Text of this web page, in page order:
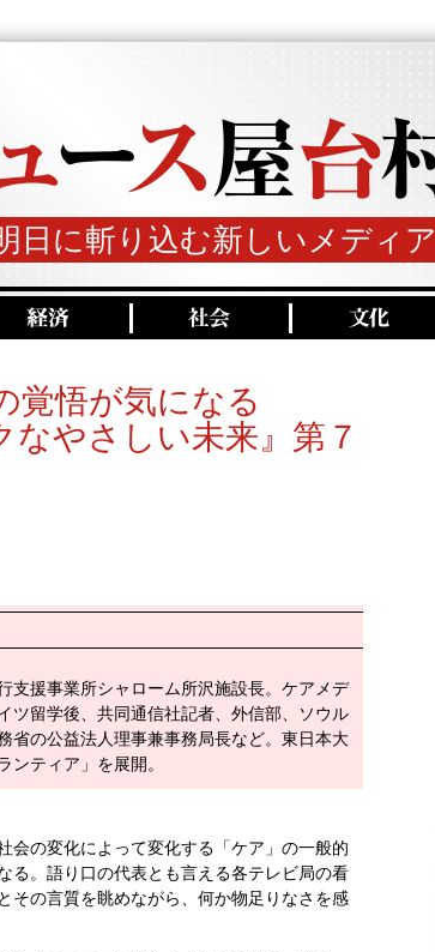
日に斬り込む新しいメディア
覚悟が気になる
なやさしい未来』第７
支援事業所シャローム所沢施設長。ケアメデ
ツ留学後、共同通信社記者、外信部、ソウル
省の公益法人理事兼事務局長など。東日本大
ンティア」を展開。
会の変化によって変化する「ケア」の一般的
る。語り口の代表とも言える各テレビ局の看
その言質を眺めながら、何か物足りなさを感